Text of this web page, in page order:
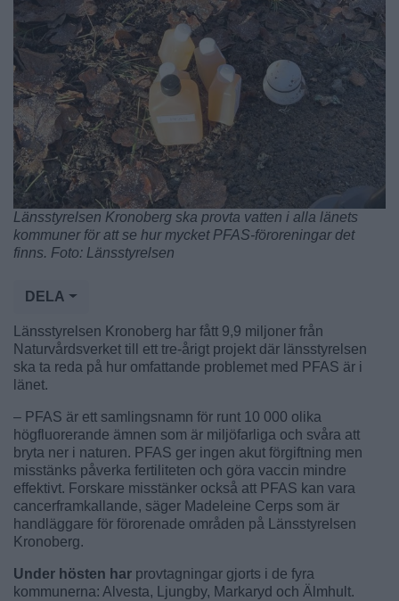
Länsstyrelsen Kronoberg ska provta vatten i alla länets
kommuner för att se hur mycket PFAS-föroreningar det
finns. Foto: Länsstyrelsen
DELA
Länsstyrelsen Kronoberg har fått 9,9 miljoner från
Naturvårdsverket till ett tre-årigt projekt där länsstyrelsen
ska ta reda på hur omfattande problemet med PFAS är i
länet.
– PFAS är ett samlingsnamn för runt 10 000 olika
högfluorerande ämnen som är miljöfarliga och svåra att
bryta ner i naturen. PFAS ger ingen akut förgiftning men
misstänks påverka fertiliteten och göra vaccin mindre
effektivt. Forskare misstänker också att PFAS kan vara
cancerframkallande, säger Madeleine Cerps som är
handläggare för förorenade områden på Länsstyrelsen
Kronoberg.
Under hösten har provtagningar gjorts i de fyra
kommunerna: Alvesta, Ljungby, Markaryd och Älmhult.